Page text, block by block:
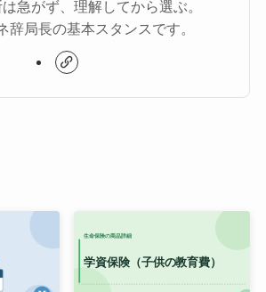
急がず、理解してから選ぶ。
辞局長の基本スタンスです。